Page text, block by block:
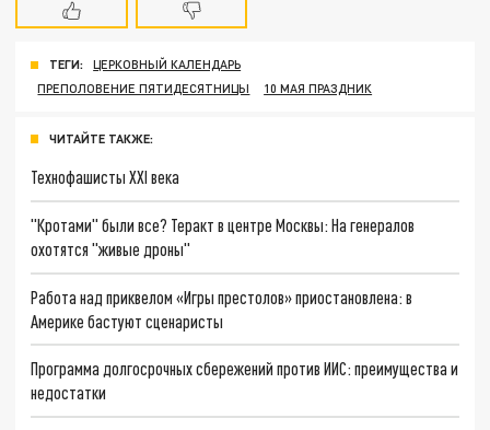
ТЕГИ:
ЦЕРКОВНЫЙ КАЛЕНДАРЬ
ПРЕПОЛОВЕНИЕ ПЯТИДЕСЯТНИЦЫ
10 МАЯ ПРАЗДНИК
ЧИТАЙТЕ ТАКЖЕ:
Технофашисты XXI века
"Кротами" были все? Теракт в центре Москвы: На генералов
охотятся "живые дроны"
Работа над приквелом «Игры престолов» приостановлена: в
Америке бастуют сценаристы
Программа долгосрочных сбережений против ИИС: преимущества и
недостатки